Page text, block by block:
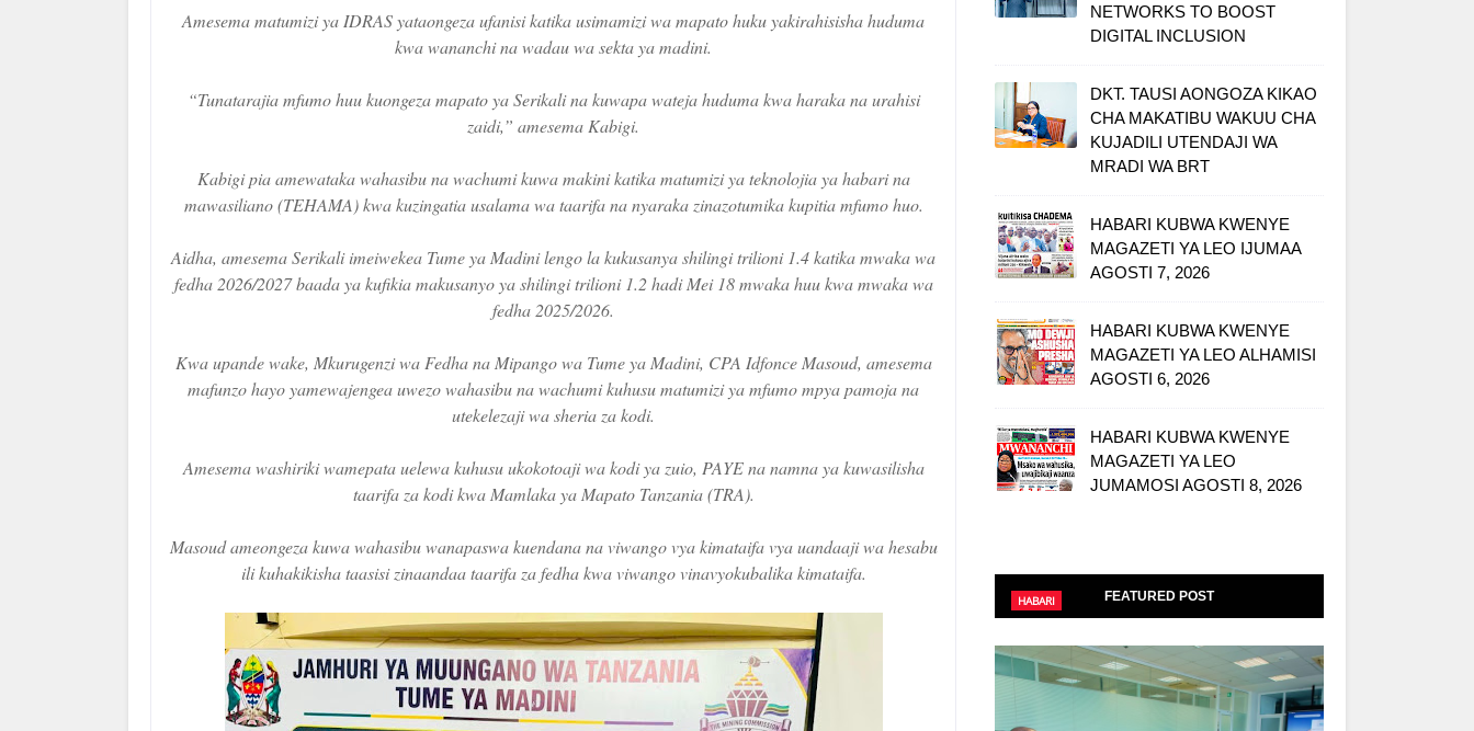
Amesema matumizi ya IDRAS yataongeza ufanisi katika usimamizi wa mapato huku yakirahisisha huduma
kwa wananchi na wadau wa sekta ya madini.
“Tunatarajia mfumo huu kuongeza mapato ya Serikali na kuwapa wateja huduma kwa haraka na urahisi
zaidi,” amesema Kabigi.
Kabigi pia amewataka wahasibu na wachumi kuwa makini katika matumizi ya teknolojia ya habari na
mawasiliano (TEHAMA) kwa kuzingatia usalama wa taarifa na nyaraka zinazotumika kupitia mfumo huo.
Aidha, amesema Serikali imeiwekea Tume ya Madini lengo la kukusanya shilingi trilioni 1.4 katika mwaka wa
fedha 2026/2027 baada ya kufikia makusanyo ya shilingi trilioni 1.2 hadi Mei 18 mwaka huu kwa mwaka wa
fedha 2025/2026.
Kwa upande wake, Mkurugenzi wa Fedha na Mipango wa Tume ya Madini, CPA Idfonce Masoud, amesema
mafunzo hayo yamewajengea uwezo wahasibu na wachumi kuhusu matumizi ya mfumo mpya pamoja na
utekelezaji wa sheria za kodi.
Amesema washiriki wamepata uelewa kuhusu ukokotoaji wa kodi ya zuio, PAYE na namna ya kuwasilisha
taarifa za kodi kwa Mamlaka ya Mapato Tanzania (TRA).
Masoud ameongeza kuwa wahasibu wanapaswa kuendana na viwango vya kimataifa vya uandaaji wa hesabu
ili kuhakikisha taasisi zinaandaa taarifa za fedha kwa viwango vinavyokubalika kimataifa.
NETWORKS TO BOOST
DIGITAL INCLUSION
DKT. TAUSI AONGOZA KIKAO
CHA MAKATIBU WAKUU CHA
KUJADILI UTENDAJI WA
MRADI WA BRT
HABARI KUBWA KWENYE
MAGAZETI YA LEO IJUMAA
AGOSTI 7, 2026
HABARI KUBWA KWENYE
MAGAZETI YA LEO ALHAMISI
AGOSTI 6, 2026
HABARI KUBWA KWENYE
MAGAZETI YA LEO
JUMAMOSI AGOSTI 8, 2026
FEATURED POST
HABARI